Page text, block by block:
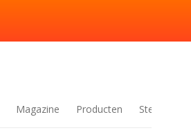
Magazine Producten Steden